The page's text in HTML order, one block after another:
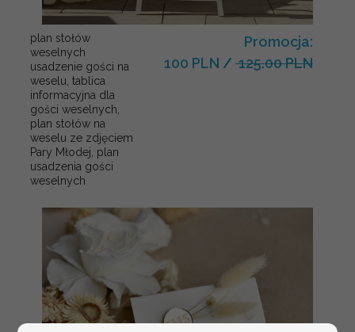
plan stołów
weselnych
usadzenie gości na
weselu, tablica
informacyjna dla
gości weselnych,
plan stołów na
weselu ze zdjęciem
Pary Młodej, plan
usadzenia gości
weselnych
Promocja:
100 PLN / 125.00 PLN